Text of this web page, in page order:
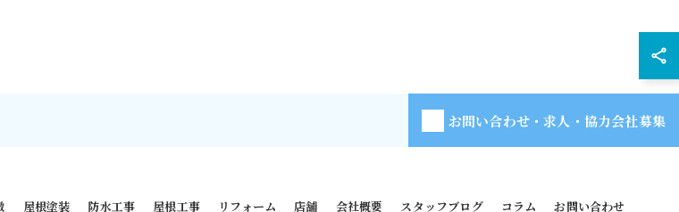
お問い合わせ・求人・協力会社募集
屋根塗装 防水工事 屋根工事 リフォーム 店舗 会社概要 スタッフブログ コラム お問い合わせ